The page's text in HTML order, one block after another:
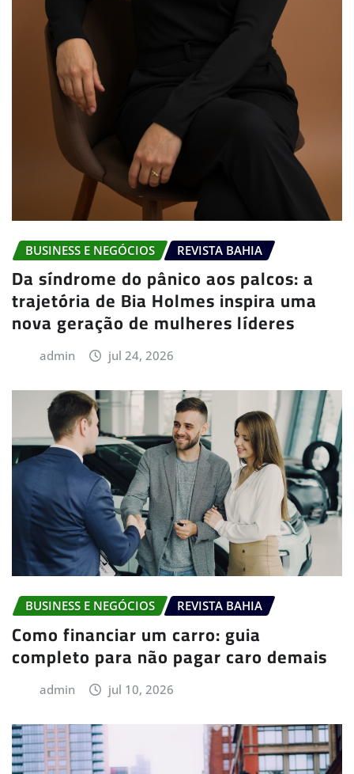
BUSINESS E NEGÓCIOS REVISTA BAHIA
Da síndrome do pânico aos palcos: a
trajetória de Bia Holmes inspira uma
nova geração de mulheres líderes
admin jul 24, 2026
BUSINESS E NEGÓCIOS REVISTA BAHIA
Como financiar um carro: guia
completo para não pagar caro demais
admin jul 10, 2026